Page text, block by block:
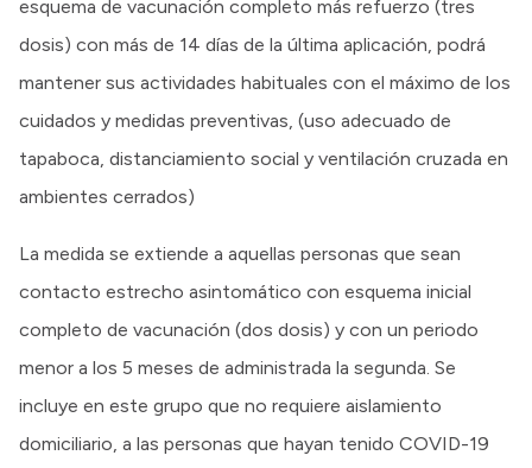
esquema de vacunación completo más refuerzo (tres
dosis) con más de 14 días de la última aplicación, podrá
mantener sus actividades habituales con el máximo de los
cuidados y medidas preventivas, (uso adecuado de
tapaboca, distanciamiento social y ventilación cruzada en
ambientes cerrados)
La medida se extiende a aquellas personas que sean
contacto estrecho asintomático con esquema inicial
completo de vacunación (dos dosis) y con un periodo
menor a los 5 meses de administrada la segunda. Se
incluye en este grupo que no requiere aislamiento
domiciliario, a las personas que hayan tenido COVID-19